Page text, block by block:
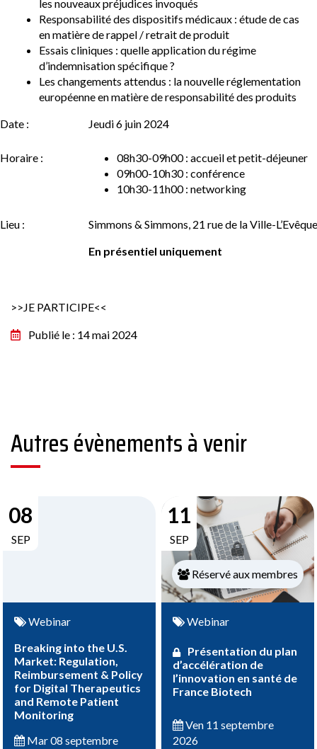
les nouveaux préjudices invoqués
Responsabilité des dispositifs médicaux : étude de cas
en matière de rappel / retrait de produit
Essais cliniques : quelle application du régime
d’indemnisation spécifique ?
Les changements attendus : la nouvelle réglementation
européenne en matière de responsabilité des produits
Date :
Jeudi 6 juin 2024
Horaire :
08h30-09h00 : accueil et petit-déjeuner
09h00-10h30 : conférence
10h30-11h00 : networking
Lieu :
Simmons & Simmons, 21 rue de la Ville-
En présentiel uniquement
>>JE PARTICIPE<<
Publié le : 14 mai 2024
Autres évènements à venir
08
SEP
Webinar
Breaking into the U.S.
Market: Regulation,
Reimbursement & Policy
for Digital Therapeutics
and Remote Patient
Monitoring
Mar 08 septembre
11
SEP
Réservé aux membres
Webinar
Présentation du plan
d’accélération de
l’innovation en santé de
France Biotech
Ven 11 septembre
2026